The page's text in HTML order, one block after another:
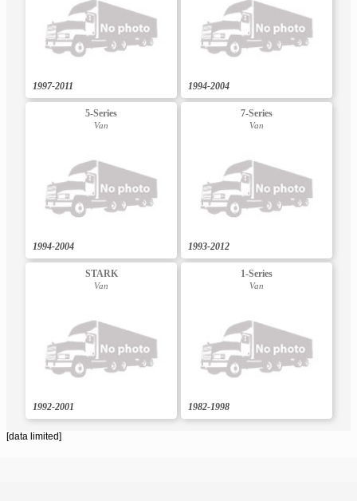
1997-2011 1994-2004
5-Series
Van
1994-2004
7-Series
Van
1993-2012
STARK
Van
1992-2001
1-Series
Van
1982-1998
[data limited]